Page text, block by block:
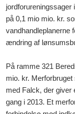
jordforureningssager
på 0,1 mio mio. kr.
vandhandleplanerne
ændring af
På ramme 321
mio. kr.
med Falck, der giver
gang i 2013. Et